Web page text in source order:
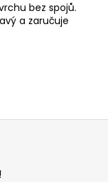
bez spojů.
a zaručuje